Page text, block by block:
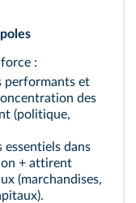
:
performants et
des
(politique,
essentiels dans
+ attirent
(marchandises,